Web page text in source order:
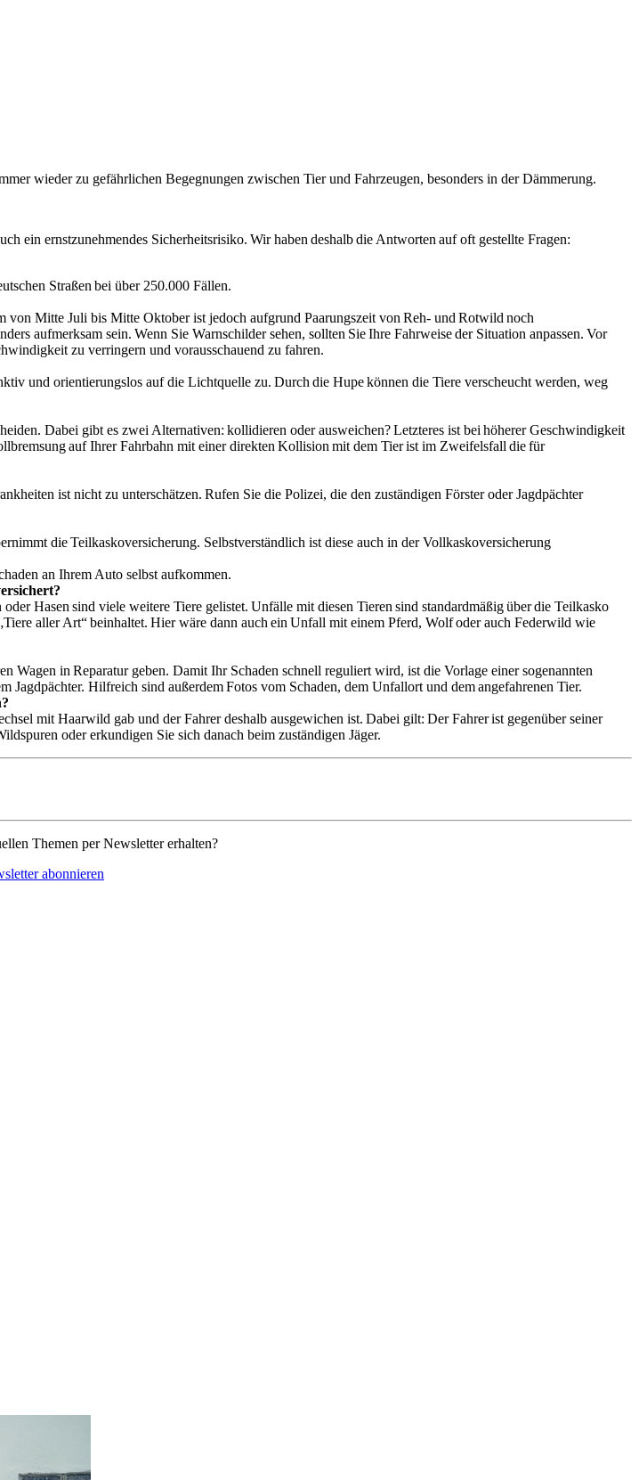
wieder zu gefährlichen Begegnungen zwischen Tier und Fahrzeugen, besonders in der Dämmerung.
ein ernstzunehmendes Sicherheitsrisiko. Wir haben deshalb die Antworten auf oft gestellte Fragen:
Straßen bei über 250.000 Fällen.
Mitte Juli bis Mitte Oktober ist jedoch aufgrund Paarungszeit von Reh- und Rotwild noch
aufmerksam sein. Wenn Sie Warnschilder sehen, sollten Sie Ihre Fahrweise der Situation anpassen. Vor
zu verringern und vorausschauend zu fahren.
und orientierungslos auf die Lichtquelle zu. Durch die Hupe können die Tiere verscheucht werden, weg
Dabei gibt es zwei Alternativen: kollidieren oder ausweichen? Letzteres ist bei höherer Geschwindigkeit
auf Ihrer Fahrbahn mit einer direkten Kollision mit dem Tier ist im Zweifelsfall die für
ist nicht zu unterschätzen. Rufen Sie die Polizei, die den zuständigen Förster oder Jagdpächter
die Teilkaskoversicherung. Selbstverständlich ist diese auch in der Vollkaskoversicherung
an Ihrem Auto selbst aufkommen.
Hasen sind viele weitere Tiere gelistet. Unfälle mit diesen Tieren sind standardmäßig über die Teilkasko
aller Art“ beinhaltet. Hier wäre dann auch ein Unfall mit einem Pferd, Wolf oder auch Federwild wie
Wagen in Reparatur geben. Damit Ihr Schaden schnell reguliert wird, ist die Vorlage einer sogenannten
Hilfreich sind außerdem Fotos vom Schaden, dem Unfallort und dem angefahrenen Tier.
mit Haarwild gab und der Fahrer deshalb ausgewichen ist. Dabei gilt: Der Fahrer ist gegenüber seiner
oder erkundigen Sie sich danach beim zuständigen Jäger.
Themen per Newsletter erhalten?
abonnieren